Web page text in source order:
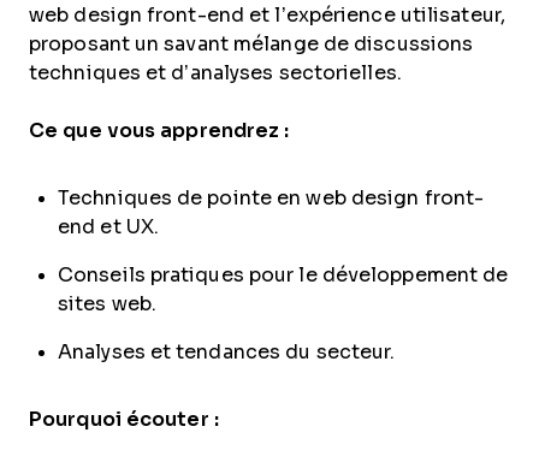
web design front-end et l’expérience utilisateur,
proposant un savant mélange de discussions
techniques et d’analyses sectorielles.
Ce que vous apprendrez :
Techniques de pointe en web design front-
end et UX.
Conseils pratiques pour le développement de
sites web.
Analyses et tendances du secteur.
Pourquoi écouter :